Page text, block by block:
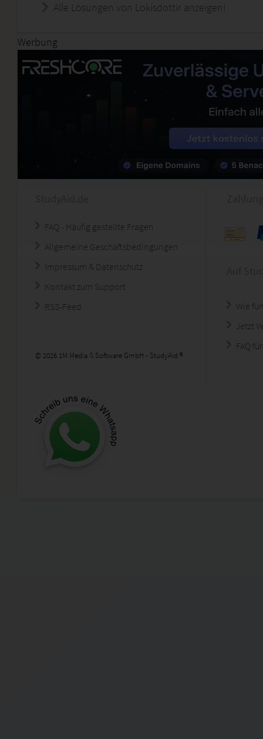
Alle Lösungen von Lokisdottir anzeigen!
Werbung
FAQ - Häufig gestellte Fragen
Allgemeine Geschäftsbedingungen
Impressum & Datenschutz
Kontakt zum Support
RSS-Feed
© 2026 1M Media & Software GmbH - StudyAid ®
Wie
Jetzt
FAQ